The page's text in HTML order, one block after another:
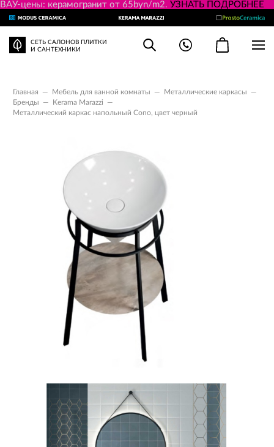
ВАУ-цены: керамогранит от 65byn/m2. УЗНАТЬ ПОДРОБНЕЕ
СЕТЬ САЛОНОВ ПЛИТКИ
И САНТЕХНИКИ
Главная — Мебель для ванной комнаты — Металлические каркасы
—
Бренды
— Kerama Marazzi
—
Металлический каркас напольный Cono, цвет черный